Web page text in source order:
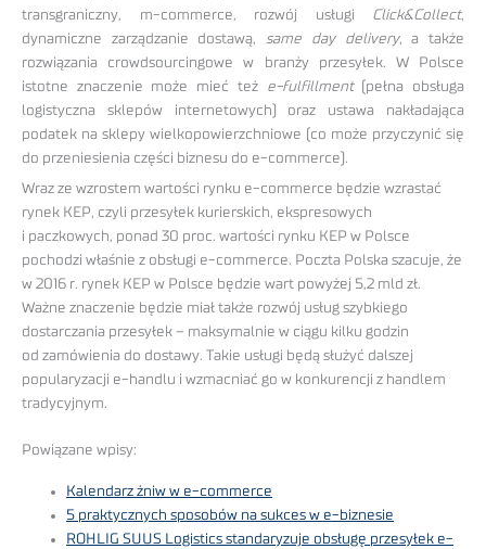
transgraniczny, m-commerce, rozwój usługi Click&Collect,
dynamiczne zarządzanie dostawą, same day delivery, a także
rozwiązania crowdsourcingowe w branży przesyłek. W Polsce
istotne znaczenie może mieć też
e-fulfillment(pełna obsługa
logistyczna sklepów internetowych) oraz ustawa nakładająca
podatek na sklepy wielkopowierzchniowe (co może przyczynić się
do przeniesienia części biznesu do e-commerce).
Wraz ze wzrostem wartości rynku e-commerce będzie wzrastać
rynek KEP, czyli przesyłek kurierskich, ekspresowych
i paczkowych, ponad 30 proc. wartości rynku KEP w Polsce
pochodzi właśnie z obsługi e-commerce. Poczta Polska szacuje, że
w 2016 r. rynek KEP w Polsce będzie wart powyżej 5,2 mld zł.
Ważne znaczenie będzie miał także rozwój usług szybkiego
dostarczania przesyłek – maksymalnie w ciągu kilku godzin
od zamówienia do dostawy. Takie usługi będą służyć dalszej
popularyzacji e-handlu i wzmacniać go w konkurencji z handlem
tradycyjnym.
Powiązane wpisy:
Kalendarz żniw w e-commerce
5 praktycznych sposobów na sukces w e-biznesie
ROHLIG SUUS Logistics standaryzuje obsługę przesyłek e-